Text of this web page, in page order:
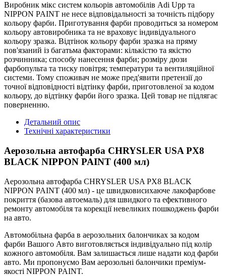
Виробник мікс систем кольорів автомобілів Adi Upp та
NIPPON PAINT не несе відповідальності за точність підбору
кольору фарби. Приготування фарби проводиться за номером
кольору автовиробника та не враховує індивідуального
кольору зразка. Відтінок кольору фарби зразка на пряму
пов'язаний із багатьма факторами: кількістю та якістю
розчинника; способу нанесення фарби; розміру дюзи
фарбопульта та тиску повітря; температури та вентиляційної
системи. Тому споживач не може пред'явити претензії до
точної відповідності відтінку фарби, приготовленої за кодом
кольору, до відтінку фарби його зразка. Цей товар не підлягає
поверненню.
Детальний опис
Технічні характеристики
Аерозольна автофарба CHRYSLER USA PX8
BLACK NIPPON PAINT (400 мл)
Аерозольна автофарба CHRYSLER USA PX8 BLACK
NIPPON PAINT (400 мл) - це швидковисихаюче лакофарбове
покриття (базова автоемаль) для швидкого та ефективного
ремонту автомобіля та корекції невеликих пошкоджень фарби
на авто.
Автомобільна фарба в аерозольних балончиках за кодом
фарби Вашого Авто виготовляється індивідуально під колір
кожного автомобіля. Вам залишається лише надати код фарби
авто. Ми пропонуємо Вам аерозольні балончики преміум-
якості NIPPON PAINT.